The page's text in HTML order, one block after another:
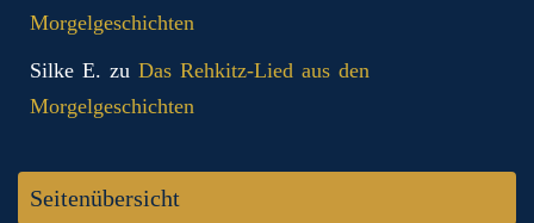
Morgelgeschichten
Silke E. zu Das Rehkitz-Lied aus den
Morgelgeschichten
Seitenübersicht